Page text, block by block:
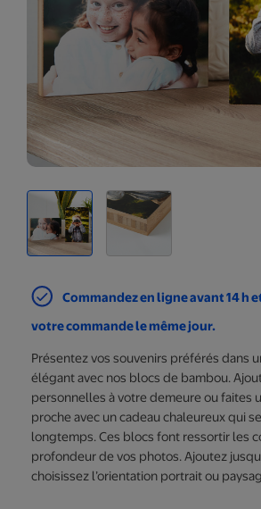
Commandez en ligne avant 14 h
votre commande le même jour.
Présentez vos souvenirs préférés dans
élégant avec nos blocs de bambou.
personnelles à votre demeure ou faites
proche avec un cadeau chaleureux qui
longtemps. Ces blocs font ressortir les
profondeur de vos photos. Ajoutez
choisissez l’orientation portrait ou